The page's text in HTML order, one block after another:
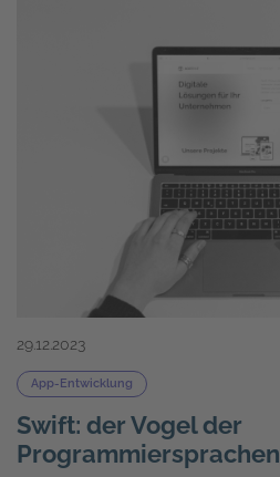
29.12.2023
App-Entwicklung
Swift: der Vogel der
Programmiersprachen